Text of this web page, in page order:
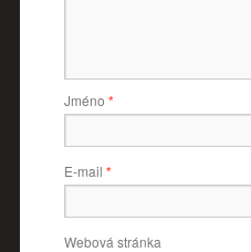
Jméno *
E-mail *
Webová stránka